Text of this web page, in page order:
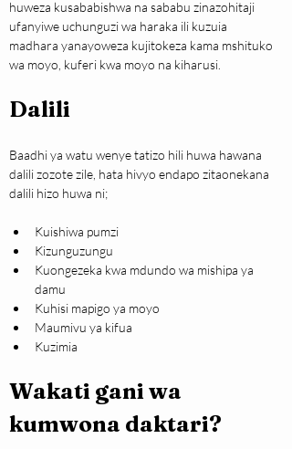
huweza kusababishwa na sababu zinazohitaji
ufanyiwe uchunguzi wa haraka ili kuzuia
madhara yanayoweza kujitokeza kama mshituko
wa moyo, kuferi kwa moyo na kiharusi.
Dalili
Baadhi ya watu wenye tatizo hili huwa hawana
dalili zozote zile, hata hivyo endapo zitaonekana
dalili hizo huwa ni;
Kuishiwa pumzi
Kizunguzungu
Kuongezeka kwa mdundo wa mishipa ya
damu
Kuhisi mapigo ya moyo
Maumivu ya kifua
Kuzimia
Wakati gani wa
kumwona daktari?